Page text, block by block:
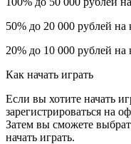
50% до 20 000 рублей
20% до 10 000 рублей
Как начать играть
Если вы хотите начать
зарегистрироваться на
Затем вы сможете
начать играть.